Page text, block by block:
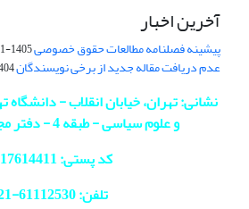
آخرین اخبار
پیشینه فصلنامه مطالعات حقوق خصوصی1405-01-01
عدم دریافت مقاله جدید از برخی نویسندگان03-20
نشانی: تهران، خیابان انقلاب -
و علوم سیاسی - طبقه 4 - دفتر مجله - اتاق 413
کد پستی: 1417614411
تلفن: 61112530-